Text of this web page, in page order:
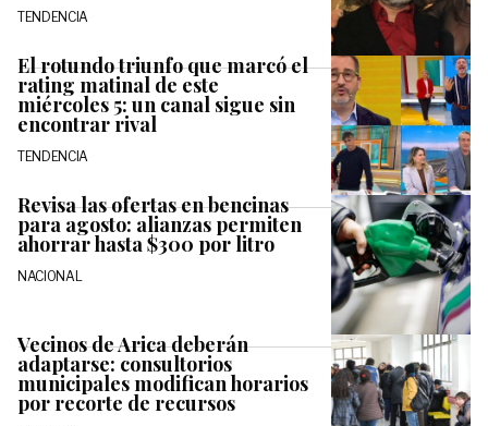
TENDENCIA
El rotundo triunfo que marcó el
rating matinal de este
miércoles 5: un canal sigue sin
encontrar rival
TENDENCIA
Revisa las ofertas en bencinas
para agosto: alianzas permiten
ahorrar hasta $300 por litro
NACIONAL
Vecinos de Arica deberán
adaptarse: consultorios
municipales modifican horarios
por recorte de recursos